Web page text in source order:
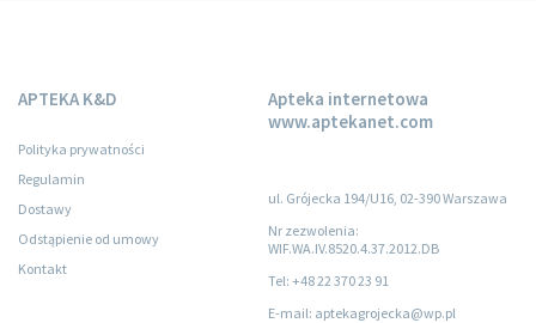
APTEKA K&D
Polityka prywatności
Regulamin
Dostawy
Odstąpienie od umowy
Kontakt
Apteka internetowa
www.aptekanet.com
ul. Grójecka 194/U16, 02-390 Warszawa
Nr zezwolenia:
WIF.WA.IV.8520.4.37.2012.DB
Tel: +48 22 370 23 91
E-mail: aptekagrojecka@wp.pl